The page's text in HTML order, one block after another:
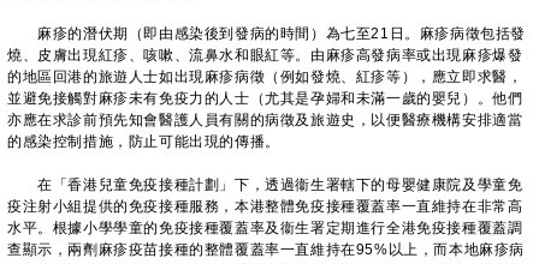
麻疹的潛伏期（即由感染後到發病的時間）為七至21日。麻疹病徵包括發
燒、皮膚出現紅疹、咳嗽、流鼻水和眼紅等。由麻疹高發病率或出現麻疹爆發
的地區回港的旅遊人士如出現麻疹病徵（例如發燒、紅疹等），應立即求醫，
並避免接觸對麻疹未有免疫力的人士（尤其是孕婦和未滿一歲的嬰兒）。他們
亦應在求診前預先知會醫護人員有關的病徵及旅遊史，以便醫療機構安排適當
的感染控制措施，防止可能出現的傳播。
在「香港兒童免疫接種計劃」下，透過衞生署轄下的母嬰健康院及學童免
疫注射小組提供的免疫接種服務，本港整體免疫接種覆蓋率一直維持在非常高
水平。根據小學學童的免疫接種覆蓋率及衞生署定期進行全港免疫接種覆蓋調
查顯示，兩劑麻疹疫苗接種的整體覆蓋率一直維持在95%以上，而本地麻疹病